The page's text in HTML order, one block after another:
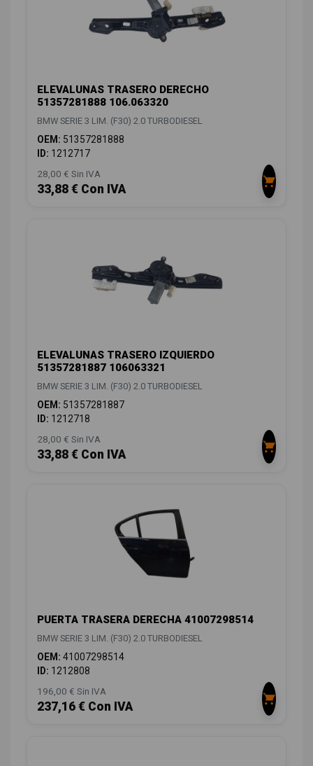
ELEVALUNAS TRASERO DERECHO
51357281888 106.063320
BMW SERIE 3 LIM. (F30) 2.0 TURBODIESEL
OEM: 51357281888
ID: 1212717
28,00 € Sin IVA
33,88 € Con IVA
ELEVALUNAS TRASERO IZQUIERDO
51357281887 106063321
BMW SERIE 3 LIM. (F30) 2.0 TURBODIESEL
OEM: 51357281887
ID: 1212718
28,00 € Sin IVA
33,88 € Con IVA
PUERTA TRASERA DERECHA 41007298514
BMW SERIE 3 LIM. (F30) 2.0 TURBODIESEL
OEM: 41007298514
ID: 1212808
196,00 € Sin IVA
237,16 € Con IVA